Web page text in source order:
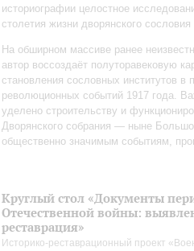
историографии целостное
столетия жизни дворянского
На обширном массиве ранее
автор воссоздаёт полуторавековую
становления сословных институтов в
революционных событий 1917 года.
уделено строительству и
Дворянского собрания — ныне
общественно значимым событиям,
Круглый стол «Документы
Отечественной войны:
реставрация»
Историко-реставрационный проект